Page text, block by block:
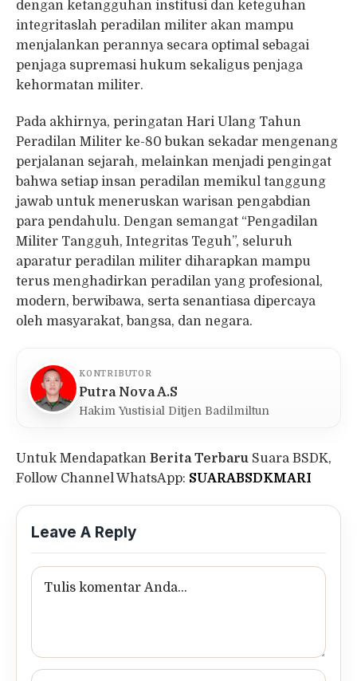
dengan ketangguhan institusi dan keteguhan
integritaslah peradilan militer akan mampu
menjalankan perannya secara optimal sebagai
penjaga supremasi hukum sekaligus penjaga
kehormatan militer.
Pada akhirnya, peringatan Hari Ulang Tahun
Peradilan Militer ke-80 bukan sekadar mengenang
perjalanan sejarah, melainkan menjadi pengingat
bahwa setiap insan peradilan memikul tanggung
jawab untuk meneruskan warisan pengabdian
para pendahulu. Dengan semangat “Pengadilan
Militer Tangguh, Integritas Teguh”, seluruh
aparatur peradilan militer diharapkan mampu
terus menghadirkan peradilan yang profesional,
modern, berwibawa, serta senantiasa dipercaya
oleh masyarakat, bangsa, dan negara.
KONTRIBUTOR
Putra Nova A.S
Hakim Yustisial Ditjen Badilmiltun
Untuk Mendapatkan Berita Terbaru Suara BSDK,
Follow Channel WhatsApp: SUARABSDKMARI
Leave A Reply